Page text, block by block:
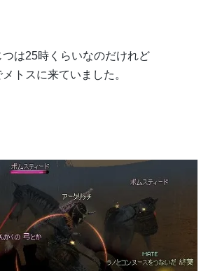
は25時くらいなのだけれど
トスに来ていました。